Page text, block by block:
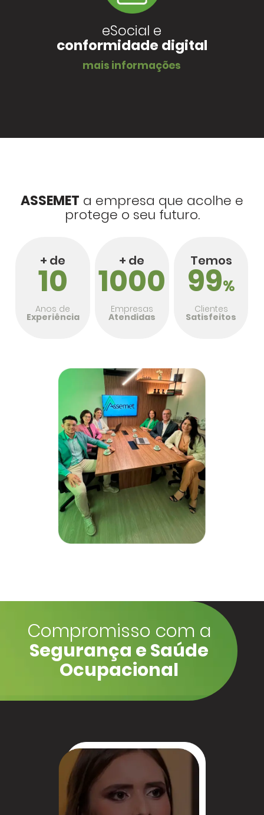
eSocial e
conformidade digital
mais informações
ASSEMET a empresa que acolhe e
protege o seu futuro.
+ de
10
Anos de
Experiência
+ de
1000
Empresas
Atendidas
Temos
99%
Clientes
Satisfeitos
Compromisso com a
Segurança e Saúde
Ocupacional